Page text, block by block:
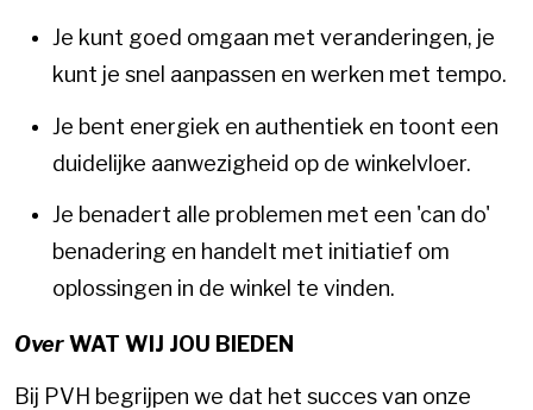
Je kunt goed omgaan met veranderingen, je
kunt je snel aanpassen en werken met tempo.
Je bent energiek en authentiek en toont een
duidelijke aanwezigheid op de winkelvloer.
Je benadert alle problemen met een 'can do'
benadering en handelt met initiatief om
oplossingen in de winkel te vinden.
OverWAT WIJ JOU BIEDEN
Bij PVH begrijpen we dat het succes van onze